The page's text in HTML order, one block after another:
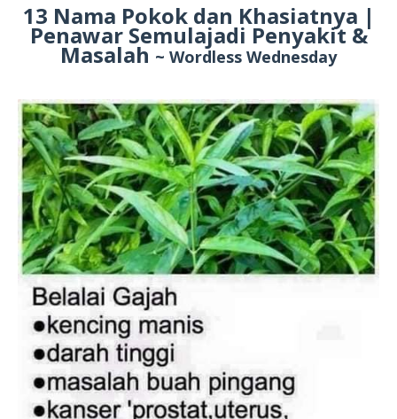
13 Nama Pokok dan Khasiatnya |
Penawar Semulajadi Penyakit &
Masalah ~ Wordless Wednesday